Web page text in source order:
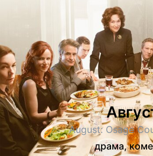
August: Osage
драма,